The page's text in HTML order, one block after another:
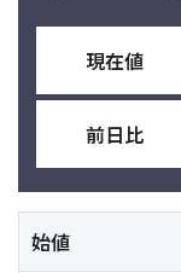
現在値
前日比
始値